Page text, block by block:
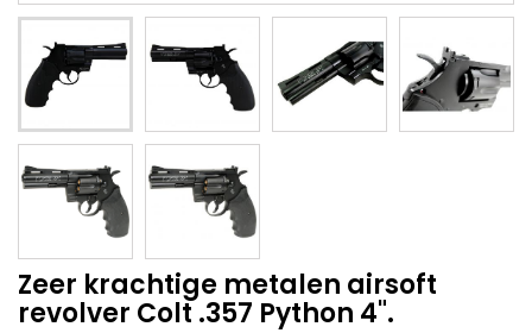
Zeer krachtige metalen airsoft
revolver Colt .357 Python 4".